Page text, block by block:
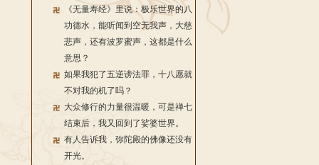
《无量寿经》里说：极乐世界的八
功德水，能听闻到空无我声，大慈
悲声，还有波罗蜜声，这都是什么
意思？
如果我犯了五逆谤法罪，十八愿就
不对我的机了吗？
大众修行的力量很温暖，可是禅七
结束后，我又回到了娑婆世界。
有人告诉我，弥陀殿的佛像还没有
开光。